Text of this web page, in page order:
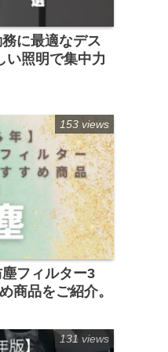
務に最適なデス
い照明で集中力
塵フィルター3
商品をご紹介。
153 views
131 views